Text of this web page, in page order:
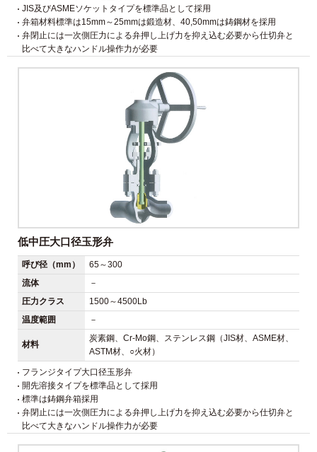
JIS及びASMEソケットタイプを標準品として採用
弁箱材料標準は15mm～25mmは鍛造材、40,50mmは鋳鋼材を採用
弁閉止には一次側圧力による弁押し上げ力を抑え込む必要から仕切弁と
比べて大きなハンドル操作力が必要
低中圧大口径玉形弁
呼び径（mm）
65～300
流体
－
圧力クラス
1500～4500Lb
温度範囲
－
材料
炭素鋼、Cr-Mo鋼、ステンレス鋼（JIS材、ASME材、
ASTM材、○火材）
フランジタイプ大口径玉形弁
開先溶接タイプを標準品として採用
標準は鋳鋼弁箱採用
弁閉止には一次側圧力による弁押し上げ力を抑え込む必要から仕切弁と
比べて大きなハンドル操作力が必要